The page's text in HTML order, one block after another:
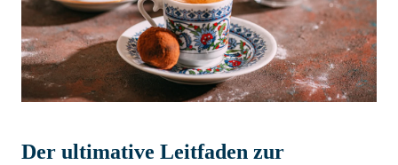
Der ultimative Leitfaden zur